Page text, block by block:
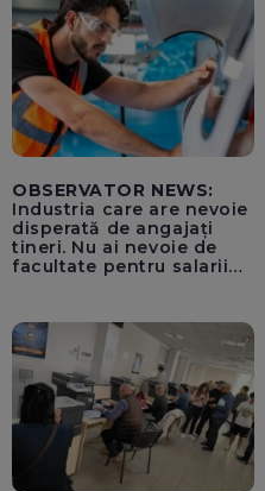
OBSERVATOR NEWS:
Industria care are nevoie
disperată de angajați
tineri. Nu ai nevoie de
facultate pentru salarii